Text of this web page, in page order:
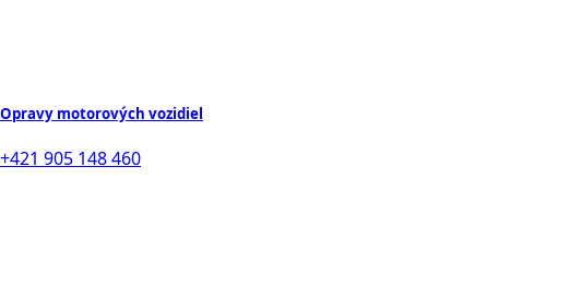
Opravy motorových vozidiel
+421 905 148 460